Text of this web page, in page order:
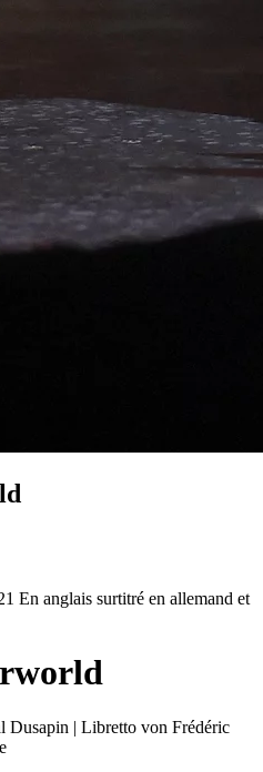
En anglais surtitré en allemand et
Dusapin | Libretto von Frédéric